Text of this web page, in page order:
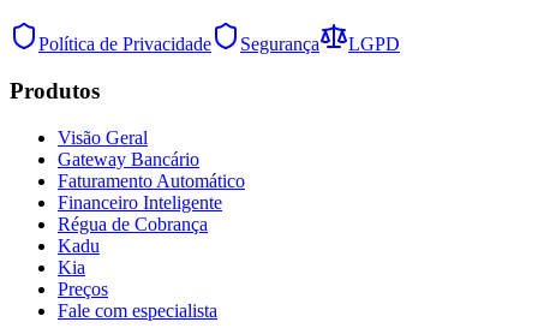
Política de Privacidade Segurança LGPD
Produtos
Visão Geral
Gateway Bancário
Faturamento Automático
Financeiro Inteligente
Régua de Cobrança
Kadu
Kia
Preços
Fale com especialista